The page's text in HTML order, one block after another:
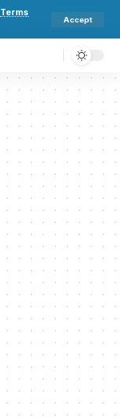
Terms
Accept